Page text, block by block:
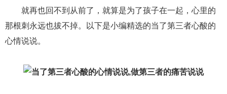
水瓶座男生 摩羯座男生 射手座男生
天蝎座男生 天秤座男生 处女座男生
爱情诗句
爱情小说 巨蟹座男生 爱情电影 双子座男生
就再也回不到从前了，就算是为了孩子在一起，心里的
那根刺永远也拔不掉。以下是小编精选的当了第三者心酸的
心情说说。